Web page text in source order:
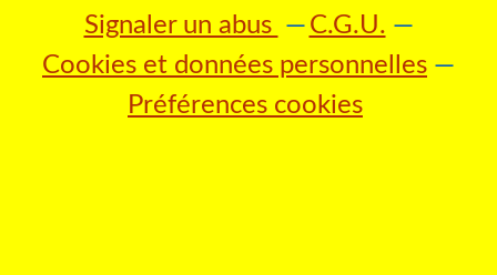
Signaler un abus
C.G.U.
Cookies et données personnelles
Préférences cookies